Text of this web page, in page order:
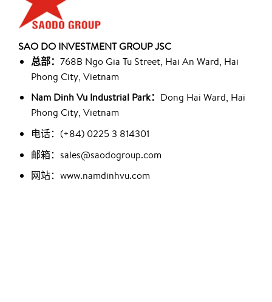
SAO DO INVESTMENT GROUP JSC
总部： 768B Ngo Gia Tu Street, Hai An Ward, Hai
Phong City, Vietnam
Nam Dinh Vu Industrial Park： Dong Hai Ward, Hai
Phong City, Vietnam
电话：(+84) 0225 3 814301
邮箱：sales@saodogroup.com
网站：www.namdinhvu.com